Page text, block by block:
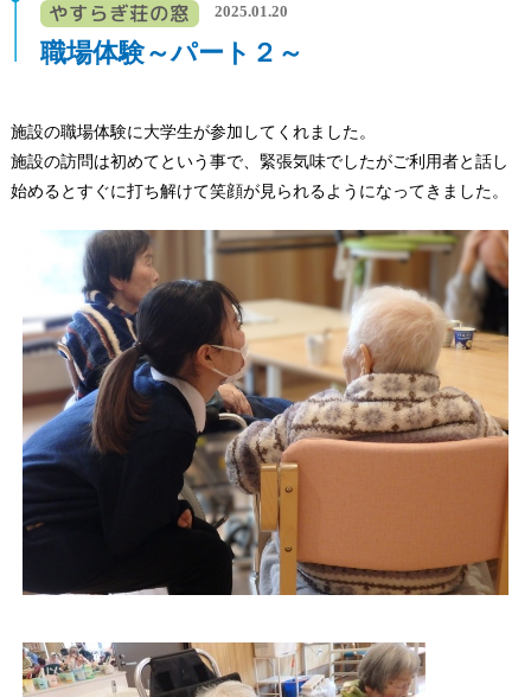
採用情報
2025.01.20
職場体験～パート２～
施設の職場体験に大学生が参加してくれました。
施設の訪問は初めてという事で、緊張気味でしたがご利用者と話し
始めるとすぐに打ち解けて笑顔が見られるようになってきました。